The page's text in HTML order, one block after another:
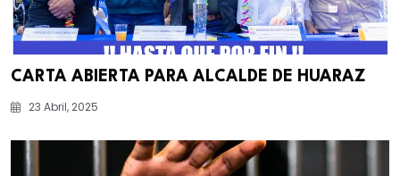
CARTA ABIERTA PARA ALCALDE DE HUARAZ
23 Abril, 2025